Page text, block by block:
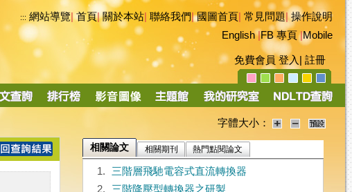
::: 網站導覽|首頁|關於本站 聯絡我們|國圖首頁 常見問題|操作說明
English|FB 專頁|Mobile
免費會員 登入 註冊
字體大小：
相關論文 相關期刊 熱門點閱論文
1.
三階層飛馳電容式直流轉換器
2.
三階降壓型轉換器之研製